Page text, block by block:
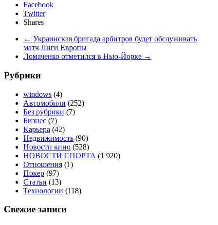
Facebook
Twitter
Shares
← Украинская бригада арбитров будет обслуживать
матч Лиги Европы
Ломаченко отметился в Нью-Йорке →
Рубрики
windows (4)
Автомобили (252)
Без рубрики (7)
Бизнес (7)
Карьера (42)
Недвижимость (90)
Новости кино (528)
НОВОСТИ СПОРТА (1 920)
Отношения (1)
Покер (97)
Статьи (13)
Технологии (118)
Свежие записи